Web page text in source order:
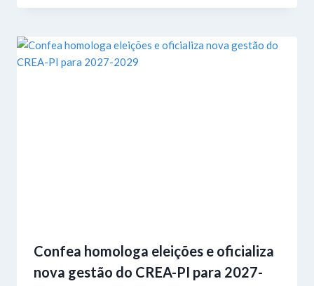
Confea homologa eleições e oficializa
nova gestão do CREA-PI para 2027-